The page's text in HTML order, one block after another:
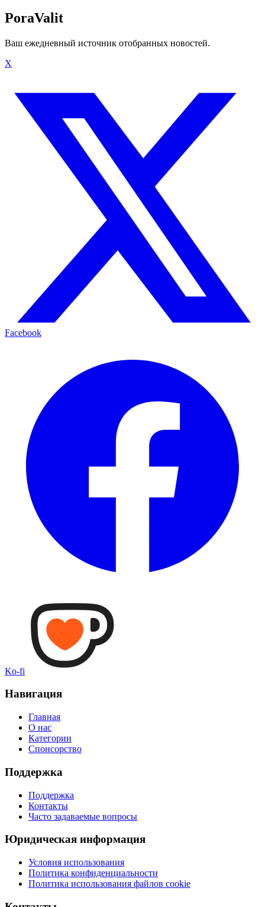
PoraValit
Ваш ежедневный источник отобранных новостей.
X
Facebook
Ko-fi
Навигация
Главная
О нас
Категории
Спонсорство
Поддержка
Поддержка
Контакты
Часто задаваемые вопросы
Юридическая информация
Условия использования
Политика конфиденциальности
Политика использования файлов cookie